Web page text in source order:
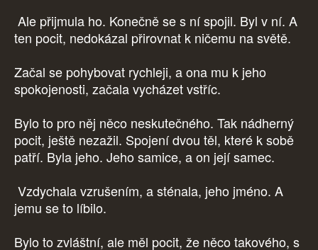
Ale přijmula ho. Konečně se s ní spojil. Byl v ní. A
ten pocit, nedokázal přirovnat k ničemu na světě.
Začal se pohybovat rychleji, a ona mu k jeho
spokojenosti, začala vycházet vstříc.
Bylo to pro něj něco neskutečného. Tak nádherný
pocit, ještě nezažil. Spojení dvou těl, které k sobě
patří. Byla jeho. Jeho samice, a on její samec.
Vzdychala vzrušením, a sténala, jeho jméno. A
jemu se to líbilo.
Bylo to zvláštní, ale měl pocit, že něco takového, s